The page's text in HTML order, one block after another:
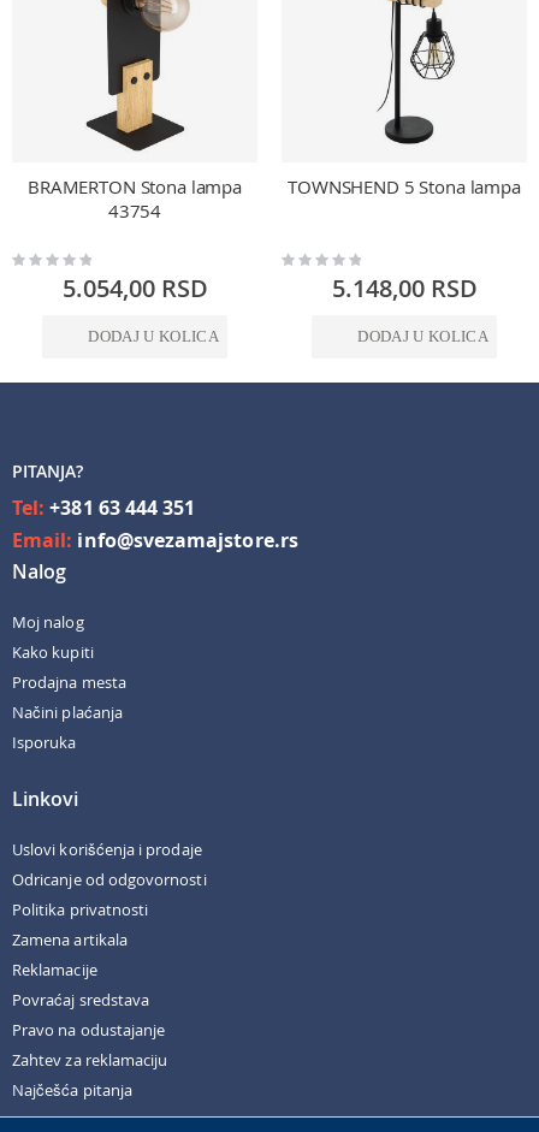
BRAMERTON Stona lampa
43754
Rating:
5.054,00 RSD
DODAJ U KOLICA
TOWNSHEND 5 Stona lampa
Rating:
5.148,00 RSD
DODAJ U KOLICA
PITANJA?
Tel:+381 63 444 351
Email: info@svezamajstore.rs
Nalog
Moj nalog
Kako kupiti
Prodajna mesta
Načini plaćanja
Isporuka
Linkovi
Uslovi korišćenja i prodaje
Odricanje od odgovornosti
Politika privatnosti
Zamena artikala
Reklamacije
Povraćaj sredstava
Pravo na odustajanje
Zahtev za reklamaciju
Najčešća pitanja